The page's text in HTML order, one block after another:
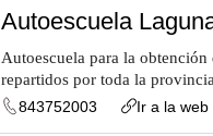
Autoescuela
Autoescuela para la
repartidos por toda la
843752003
Ir a la web